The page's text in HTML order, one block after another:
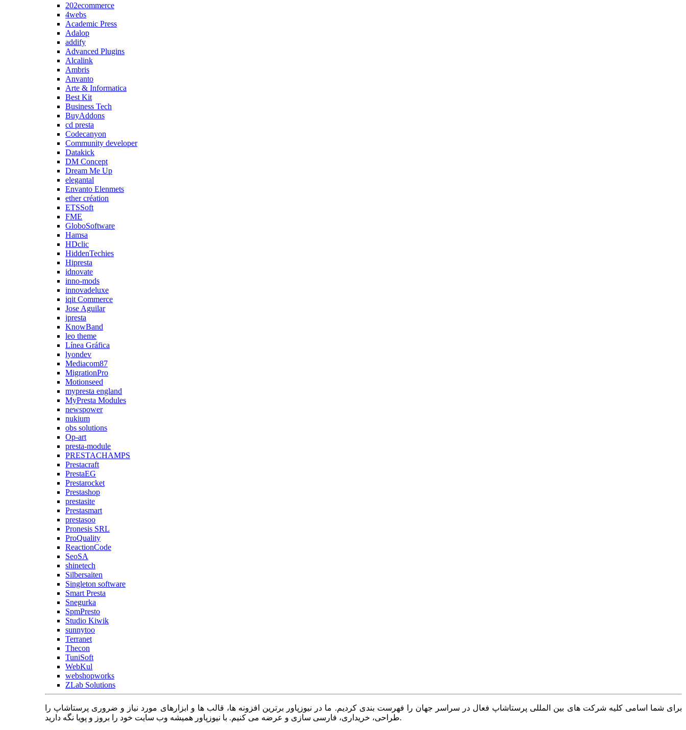
202ecommerce
4webs
Academic Press
Adalop
addify
Advanced Plugins
Alcalink
Ambris
Anvanto
Arte & Informatica
Best Kit
Business Tech
BuyAddons
cd presta
Codecanyon
Community developer
Datakick
DM Concept
Dream Me Up
elegantal
Envanto Elenmets
ether création
ETSSoft
FME
GloboSoftware
Hamsa
HDclic
HiddenTechies
Hipresta
idnovate
inno-mods
innovadeluxe
iqit Commerce
Jose Aguilar
jpresta
KnowBand
leo theme
Línea Gráfica
lyondev
Mediacom87
MigrationPro
Motionseed
mypresta england
MyPresta Modules
newspower
nukium
obs solutions
Op-art
presta-module
PRESTACHAMPS
Prestacraft
PrestaEG
Prestarocket
Prestashop
prestasite
Prestasmart
prestasoo
Pronesis SRL
ProQuality
ReactionCode
SeoSA
shinetech
Silbersaiten
Singleton software
Smart Presta
Snegurka
SpmPresto
Studio Kiwik
sunnytoo
Terranet
Thecon
TuniSoft
WebKul
webshopworks
ZLab Solutions
برای شما اسامی کلیه شرکت های بین المللی پرستاشاپ فعال در سراسر جهان را فهرست بندی کردیم. ما در نیوزپاور برترین افزونه ها، قالب ها و ابزارهای مورد نیاز و ضروری پرستاشاپ را
طراحی، خریداری، فارسی سازی و عرضه می کنیم. با نیوزپاور همیشه وب سایت خود را بروز و پویا نگه دارید.